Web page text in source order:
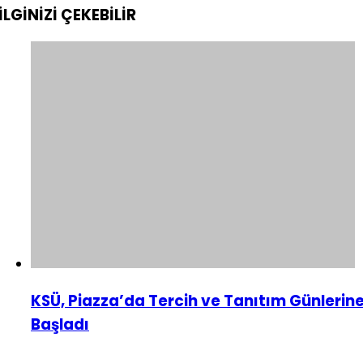
ÇEKEBİLİR
KSÜ, Piazza’da Tercih ve Tanıtım
Başladı